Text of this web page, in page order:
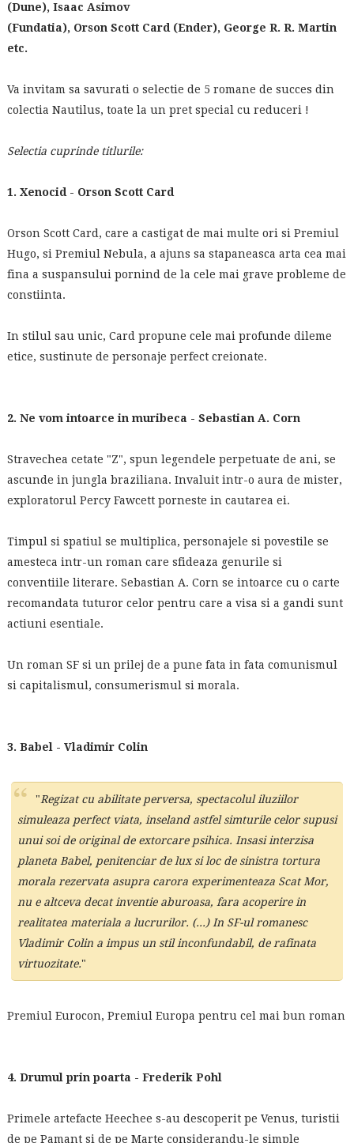
(Dune), Isaac Asimov
(Fundatia), Orson Scott Card (Ender), George R. R. Martin
etc.
Va invitam sa savurati o selectie de 5 romane de succes din
colectia Nautilus, toate la un pret special cu reduceri !
Selectia cuprinde titlurile:
1. Xenocid - Orson Scott Card
Orson Scott Card, care a castigat de mai multe ori si Premiul
Hugo, si Premiul Nebula, a ajuns sa stapaneasca arta cea mai
fina a suspansului pornind de la cele mai grave probleme de
constiinta.
In stilul sau unic, Card propune cele mai profunde dileme
etice, sustinute de personaje perfect creionate.
2. Ne vom intoarce in muribeca - Sebastian A. Corn
Stravechea cetate "Z", spun legendele perpetuate de ani, se
ascunde in jungla braziliana. Invaluit intr-o aura de mister,
exploratorul Percy Fawcett porneste in cautarea ei.
Timpul si spatiul se multiplica, personajele si povestile se
amesteca intr-un roman care sfideaza genurile si
conventiile literare. Sebastian A. Corn se intoarce cu o carte
recomandata tuturor celor pentru care a visa si a gandi sunt
actiuni esentiale.
Un roman SF si un prilej de a pune fata in fata comunismul
si capitalismul, consumerismul si morala.
3. Babel - Vladimir Colin
"Regizat cu abilitate perversa, spectacolul iluziilor
simuleaza perfect viata, inseland astfel simturile celor supusi
unui soi de original de extorcare psihica. Insasi interzisa
planeta Babel, penitenciar de lux si loc de sinistra tortura
morala rezervata asupra carora experimenteaza Scat Mor,
nu e altceva decat inventie aburoasa, fara acoperire in
realitatea materiala a lucrurilor. (...) In SF-ul romanesc
Vladimir Colin a impus un stil inconfundabil, de rafinata
virtuozitate."
Premiul Eurocon, Premiul Europa pentru cel mai bun roman
4. Drumul prin poarta - Frederik Pohl
Primele artefacte Heechee s-au descoperit pe Venus, turistii
de pe Pamant si de pe Marte considerandu-le simple